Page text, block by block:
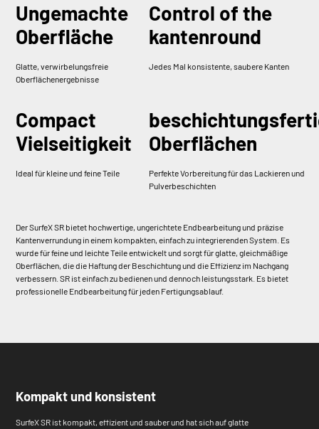
Ungemachte
Oberfläche
Glatte, verwirbelungsfreie
Oberflächenergebnisse
Control of the
kantenround
Jedes Mal konsistente, saubere Kanten
Compact
Vielseitigkeit
Ideal für kleine und feine Teile
Oberflächen
Perfekte Vorbereitung für das Lackieren und
Pulverbeschichten
Der SurfeX SR bietet hochwertige, ungerichtete Endbearbeitung und präzise
Kantenverrundung in einem kompakten, einfach zu integrierenden System. Es
wurde für feine und leichte Teile entwickelt und sorgt für glatte, gleichmäßige
Oberflächen, die die Haftung der Beschichtung und die Effizienz im Nachgang
verbessern. SR ist einfach zu bedienen und dennoch leistungsstark. Es bietet
professionelle Endbearbeitung für jeden Fertigungsablauf.
Kompakt und konsistent
SurfeX SR ist kompakt, effizient und sauber und hat sich auf glatte